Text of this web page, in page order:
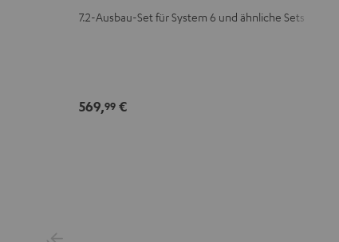
7.2-Ausbau-Set für System 6 und ähnliche Sets
569,99 €